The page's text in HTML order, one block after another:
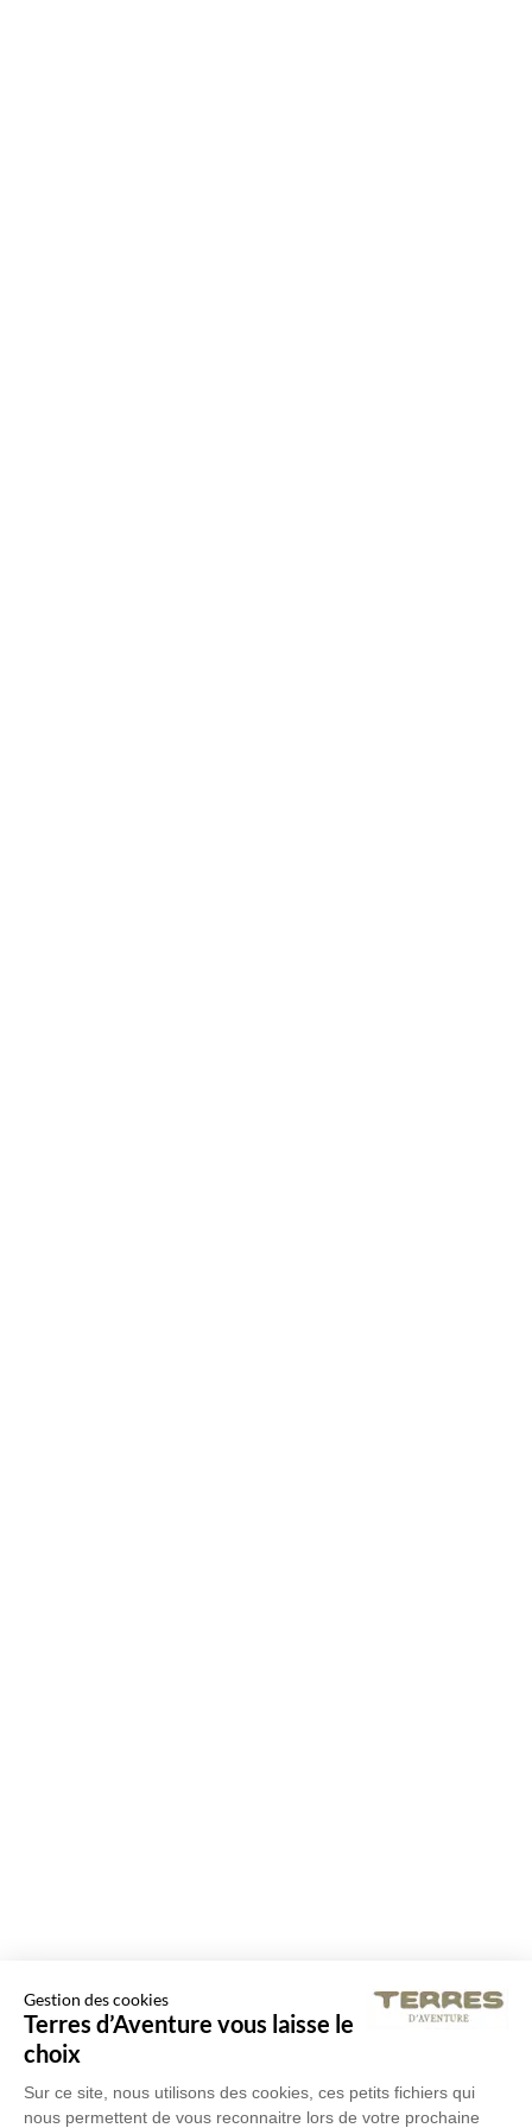
Gestion des cookies
Terres d’Aventure vous laisse le
choix
Sur ce site, nous utilisons des cookies, ces petits fichiers qui
nous permettent de vous reconnaitre lors de votre prochaine